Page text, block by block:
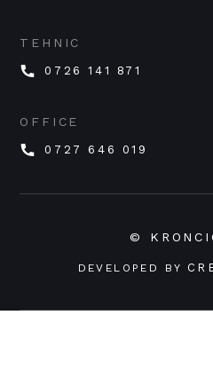
TEHNIC
0726 141 871
OFFICE
0727 646 019
©
DEVELOPED BY